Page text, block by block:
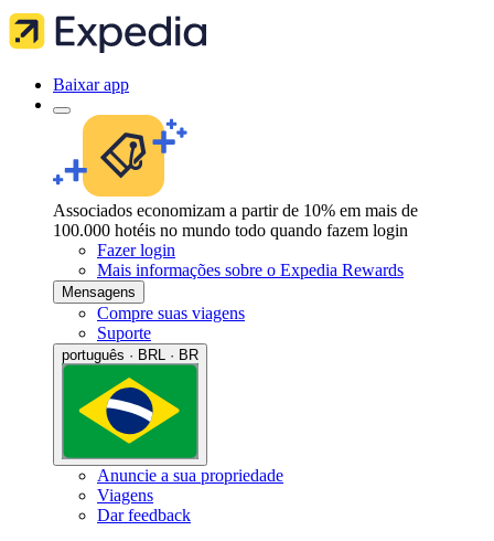
Baixar app
Associados economizam a partir de 10% em mais de
100.000 hotéis no mundo todo quando fazem login
Fazer login
Mais informações sobre o Expedia Rewards
Mensagens
Compre suas viagens
Suporte
português · BRL · BR
Anuncie a sua propriedade
Viagens
Dar feedback